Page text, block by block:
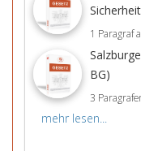
1 Paragraf
BG)
3
mehr lesen...